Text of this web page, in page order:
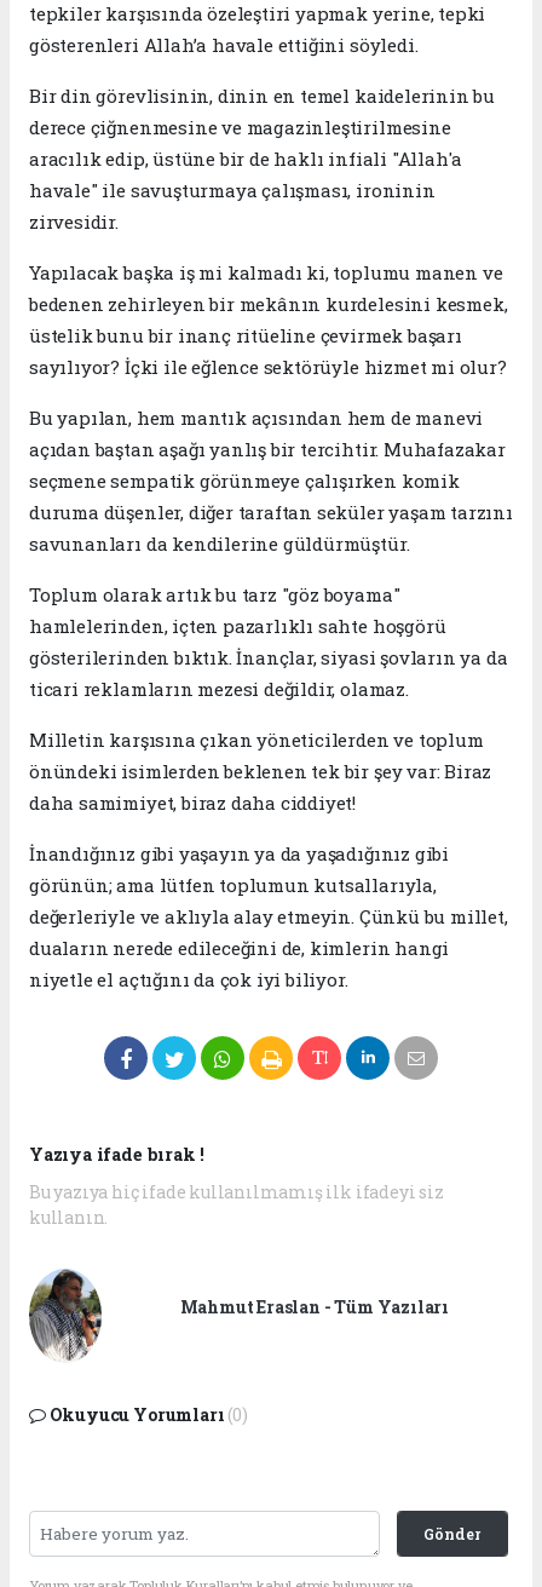
tepkiler karşısında özeleştiri yapmak yerine, tepki
gösterenleri Allah’a havale ettiğini söyledi.
​Bir din görevlisinin, dinin en temel kaidelerinin bu
derece çiğnenmesine ve magazinleştirilmesine
aracılık edip, üstüne bir de haklı infiali "Allah'a
havale" ile savuşturmaya çalışması, ironinin
zirvesidir.
Yapılacak başka iş mi kalmadı ki, toplumu manen ve
bedenen zehirleyen bir mekânın kurdelesini kesmek,
üstelik bunu bir inanç ritüeline çevirmek başarı
sayılıyor? İçki ile eğlence sektörüyle hizmet mi olur?
​Bu yapılan, hem mantık açısından hem de manevi
açıdan baştan aşağı yanlış bir tercihtir. Muhafazakar
seçmene sempatik görünmeye çalışırken komik
duruma düşenler, diğer taraftan seküler yaşam tarzını
savunanları da kendilerine güldürmüştür.
​Toplum olarak artık bu tarz "göz boyama"
hamlelerinden, içten pazarlıklı sahte hoşgörü
gösterilerinden bıktık. İnançlar, siyasi şovların ya da
ticari reklamların mezesi değildir, olamaz.
​Milletin karşısına çıkan yöneticilerden ve toplum
önündeki isimlerden beklenen tek bir şey var: Biraz
daha samimiyet, biraz daha ciddiyet!
​İnandığınız gibi yaşayın ya da yaşadığınız gibi
görünün; ama lütfen toplumun kutsallarıyla,
değerleriyle ve aklıyla alay etmeyin. Çünkü bu millet,
duaların nerede edileceğini de, kimlerin hangi
niyetle el açtığını da çok iyi biliyor.
Yazıya ifade bırak !
Bu yazıya hiç ifade kullanılmamış ilk ifadeyi siz
kullanın.
Mahmut Eraslan - Tüm Yazıları
Okuyucu Yorumları (0)
Gönder